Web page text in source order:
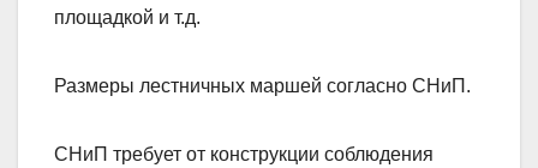
площадкой и т.д.
Размеры лестничных маршей согласно СНиП.
СНиП требует от конструкции соблюдения